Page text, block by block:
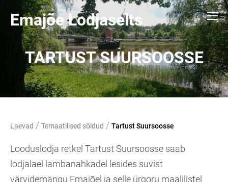
Emajõe Lodjaselts
TARTUST SUURSOOSSE
Laevad / Temaatilised sõidud / Tartust Suursoosse
Looduslodja retkel Tartust Suursoosse saab
lodjalael lambanahkadel lesides suvist
värvidemängu Emajõel ja selle ürgoru maalilistel